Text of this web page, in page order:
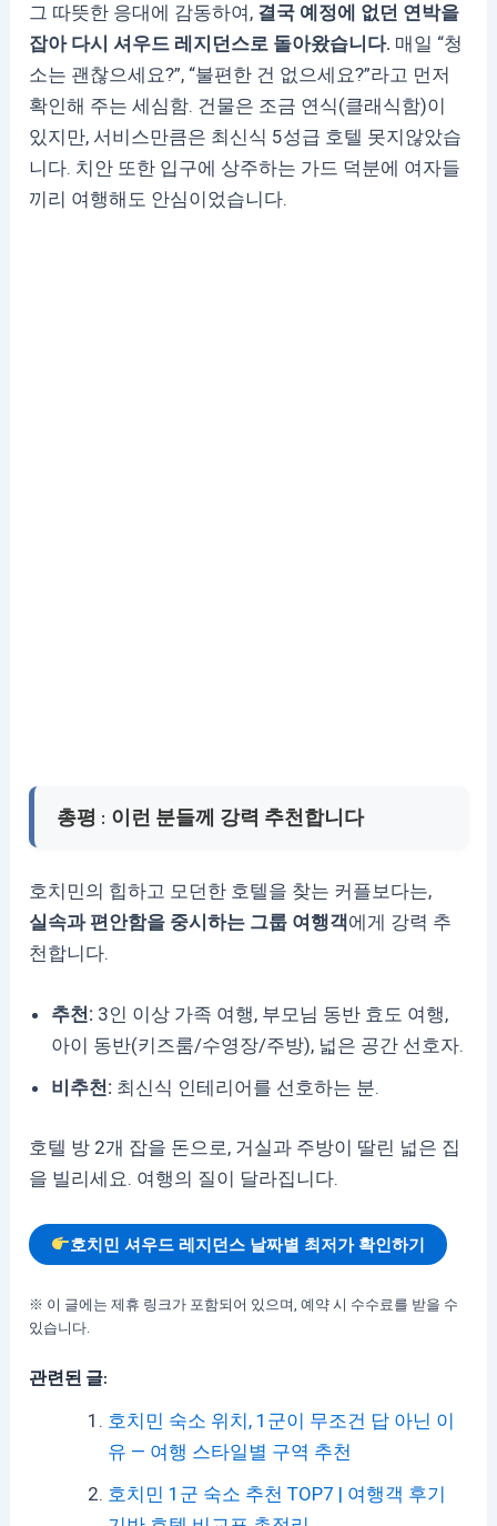
그 따뜻한 응대에 감동하여, 결국 예정에 없던 연박을
잡아 다시 셔우드 레지던스로 돌아왔습니다. 매일 “청
소는 괜찮으세요?”, “불편한 건 없으세요?”라고 먼저
확인해 주는 세심함. 건물은 조금 연식(클래식함)이
있지만, 서비스만큼은 최신식 5성급 호텔 못지않았습
니다. 치안 또한 입구에 상주하는 가드 덕분에 여자들
끼리 여행해도 안심이었습니다.
총평 : 이런 분들께 강력 추천합니다
호치민의 힙하고 모던한 호텔을 찾는 커플보다는,
실속과 편안함을 중시하는 그룹 여행객에게 강력 추
천합니다.
추천: 3인 이상 가족 여행, 부모님 동반 효도 여행,
아이 동반(키즈룸/수영장/주방), 넓은 공간 선호자.
비추천: 최신식 인테리어를 선호하는 분.
호텔 방 2개 잡을 돈으로, 거실과 주방이 딸린 넓은 집
을 빌리세요. 여행의 질이 달라집니다.
호치민 셔우드 레지던스 날짜별 최저가 확인하기
※ 이 글에는 제휴 링크가 포함되어 있으며, 예약 시 수수료를 받을 수
있습니다.
관련된 글:
호치민 숙소 위치, 1군이 무조건 답 아닌 이
유 — 여행 스타일별 구역 추천
호치민 1군 숙소 추천 TOP7 | 여행객 후기